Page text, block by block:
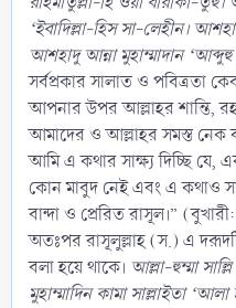
‘ইবাদিল্লা-হিস সা-লেহীন।
আশহাদু আন্না মুহাম্মাদান
সর্বপ্রকার সালাত ও পবিত্রতা
আপনার উপর আল্লাহর শান্তি,
আমাদের ও আল্লাহর সমস্ত নেক
আমি এ কথার সাক্ষ্য দিচ্ছি যে,
কোন মাবুদ নেই এবং এ কথাও
বান্দা ও প্রেরিত রাসূল।”
অতঃপর রাসূলুল্লাহ (স.) এ
বলা হয়ে থাকে। আল্লা-হুম্মা
মুহাম্মাদিন কামা সাল্লাইতা